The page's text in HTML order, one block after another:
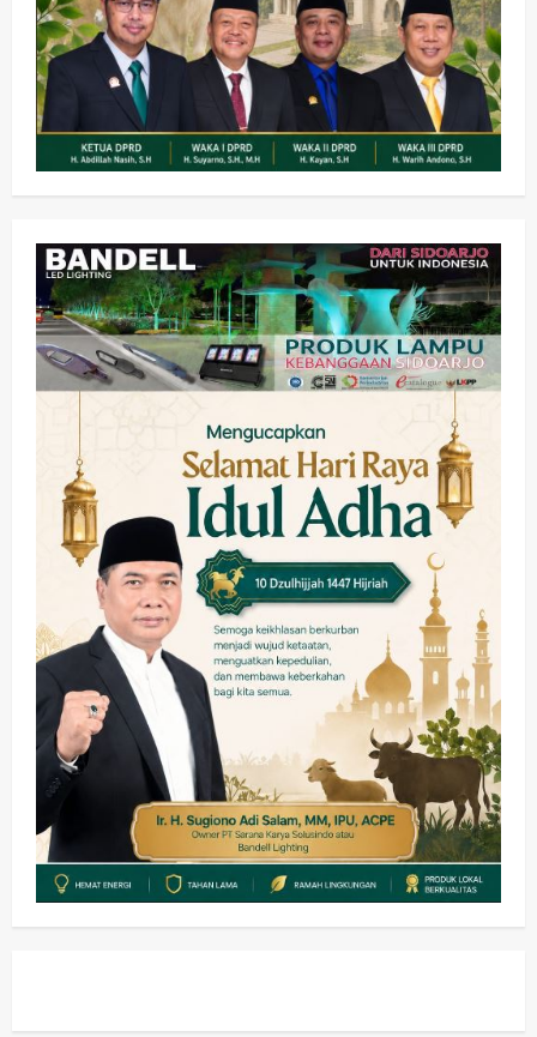
2
Olahraga
Adu Taktik di Atas Rumput Sintetis:
PWI dan Sapma PP Sidoarjo
Memanaskan Mesin Menuju Piala
Soccer
wartanusa 5 Agustus 2026
Ekonomi Hiburan Pemerintahan
HOT NEWS: Ribuan Warga Wage
Tumplek Blek di Bazar Rakyat Jalan
Jambu, Borong Kuliner UMKM Sambil
Nonton Jaranan!
wartanusa 4 Agustus 2026
4
Keagamaan
Pemkab Sidoarjo & Muhammadiyah
Sinergi Permudah Perizinan, Wakaf,
hingga Hibah
wartanusa 4 Agustus 2026
5
Keagamaan Pemerintahan
Hadir di Pengajian Qurrota A’yun,
Wabup Sidoarjo Minta Doa Jamaah
Agar Tetap Amanah Memimpin
wartanusa 4 Agustus 2026
Kesehatan Pembangunan
Pemerintahan
PANAS! Kalah Tender Proyek RSUD
Sibar Rp 9,9 M, Beranikah CV Tiga